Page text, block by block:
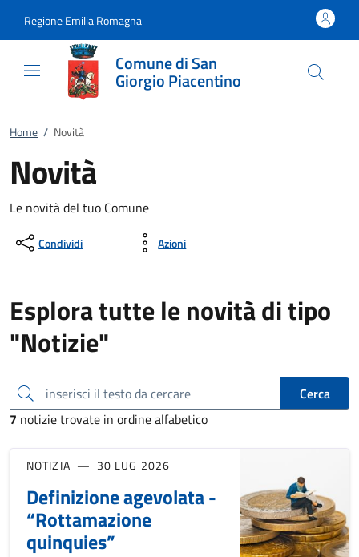
Regione Emilia Romagna
Comune di San
Giorgio Piacentino
Home / Novità
Novità
Le novità del tuo Comune
Condividi Azioni
Esplora tutte le novità di tipo
"Notizie"
inserisci il testo da cercare
Cerca
7 notizie trovate in ordine alfabetico
NOTIZIA 30 LUG 2026
Definizione agevolata -
“Rottamazione
quinquies”